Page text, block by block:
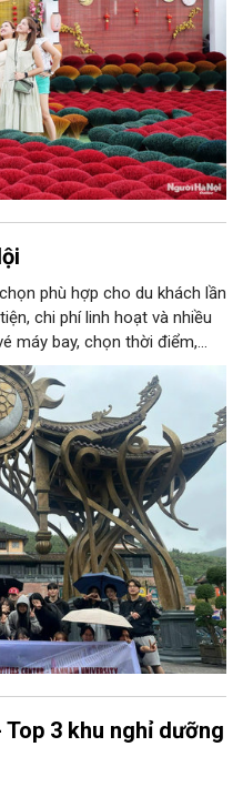
phù hợp cho du khách lần
chi phí linh hoạt và nhiều
máy bay, chọn thời điểm,
Cù Lao Chàm, Bà Nà Hills,
bị chuyến đi trọn vẹn hơn.
3 khu nghỉ dưỡng